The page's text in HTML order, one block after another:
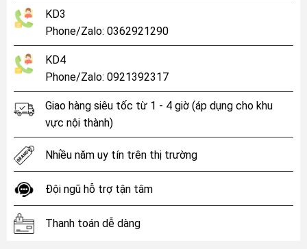
KD3
Phone/Zalo: 0362921290
KD4
Phone/Zalo: 0921392317
Giao hàng siêu tốc từ 1 - 4 giờ (áp dụng cho khu
vực nội thành)
Nhiều năm uy tín trên thị trường
Đội ngũ hỗ trợ tận tâm
Thanh toán dễ dàng